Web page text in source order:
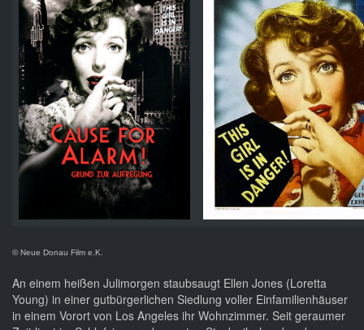
© Neue Donau Film e.K.
An einem heißen Julimorgen staubsaugt Ellen Jones (Loretta
Young) in einer gutbürgerlichen Siedlung voller Einfamilienhäuser
in einem Vorort von Los Angeles ihr Wohnzimmer. Seit geraumer